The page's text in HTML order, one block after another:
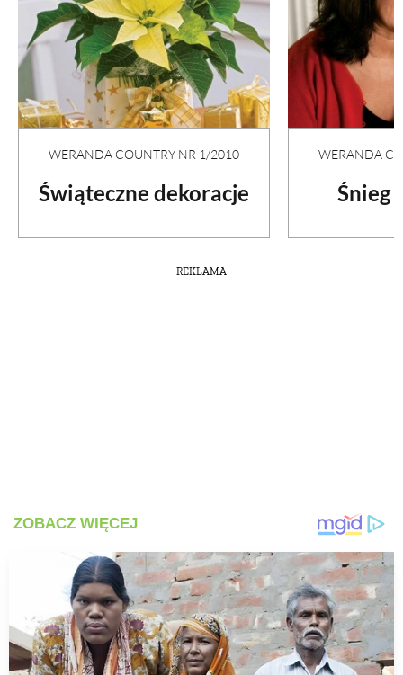
WERANDA COUNTRY NR 1/2010
Świąteczne dekoracje
WERANDA
Śnieg
REKLAMA